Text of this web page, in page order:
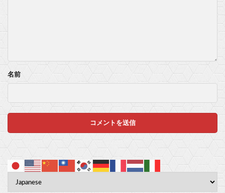
名前